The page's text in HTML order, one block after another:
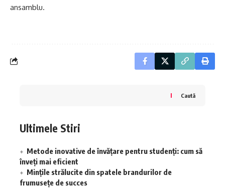
ansamblu.
Caută
Ultimele Stiri
Metode inovative de învățare pentru studenți: cum să
înveți mai eficient
Mințile strălucite din spatele brandurilor de
frumusețe de succes